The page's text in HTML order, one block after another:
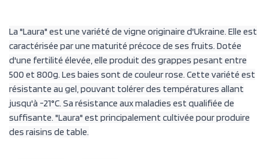
La "Laura" est une variété de vigne originaire d'Ukraine. Elle est
caractérisée par une maturité précoce de ses fruits. Dotée
d'une fertilité élevée, elle produit des grappes pesant entre
500 et 800g. Les baies sont de couleur rose. Cette variété est
résistante au gel, pouvant tolérer des températures allant
jusqu'à -21°C. Sa résistance aux maladies est qualifiée de
suffisante. "Laura" est principalement cultivée pour produire
des raisins de table.